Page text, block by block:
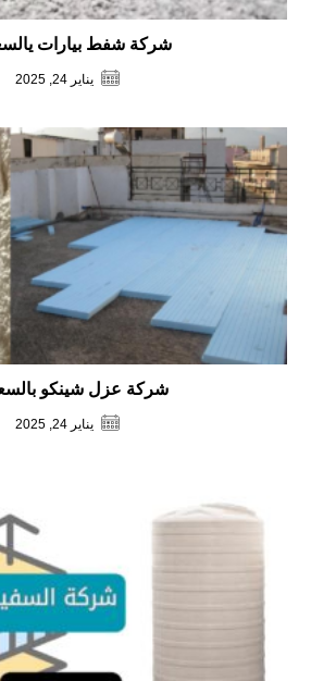
شركة شفط بيارات
يناير 24, 2025
شركة عزل شينكو
يناير 24, 2025